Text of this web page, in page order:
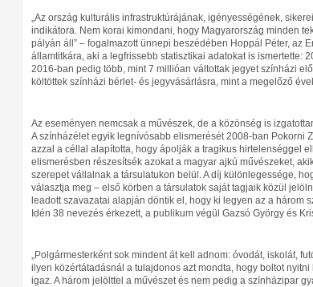
„Az ország kulturális infrastruktúrájának, igényességének,
indikátora. Nem korai kimondani, hogy Magyarország minden
pályán áll” – fogalmazott ünnepi beszédében Hoppál Péter, az
államtitkára, aki a legfrissebb statisztikai adatokat is ismertette:
2016-ban pedig több, mint 7 millióan váltottak jegyet színházi
költöttek színházi bérlet- és jegyvásárlásra, mint a megelőző
Az eseményen nemcsak a művészek, de a közönség is
A színházélet egyik legnívósabb elismerését 2008-ban Pokorni
azzal a céllal alapította, hogy ápolják a tragikus hirtelenséggel
elismerésben részesítsék azokat a magyar ajkú művészeket,
szerepet vállalnak a társulatukon belül. A díj különlegessége,
választja meg – első körben a társulatok saját tagjaik közül
leadott szavazatai alapján döntik el, hogy ki legyen az a három
Idén 38 nevezés érkezett, a publikum végül Gazsó György és
„Polgármesterként sok mindent át kell adnom: óvodát, iskolát,
ilyen közértátadásnál a tulajdonos azt mondta, hogy boltot
igaz. A három jelölttel a művészet és nem pedig a színházipar